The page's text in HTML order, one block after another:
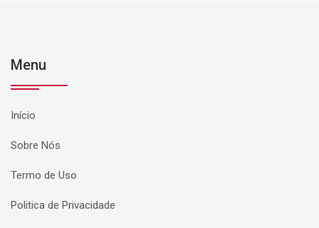
Menu
Início
Sobre Nós
Termo de Uso
Politica de Privacidade